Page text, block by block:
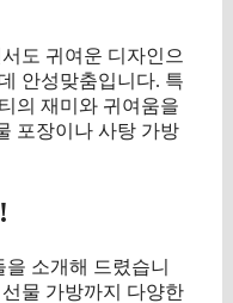
도 귀여운 디자인으
안성맞춤입니다. 특
의 재미와 귀여움을
포장이나 사탕 가방
소개해 드렸습니
물 가방까지 다양한